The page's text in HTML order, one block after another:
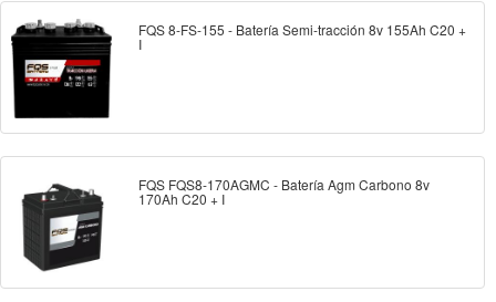
FQS 8-FS-155 - Batería Semi-tracción 8v 155Ah C20 +
I
FQS FQS8-170AGMC - Batería Agm Carbono 8v
170Ah C20 + I